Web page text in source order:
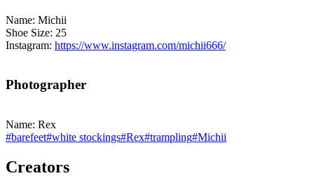
Name: Michii
Shoe Size: 25
Instagram: https://www.instagram.com/michii666/
Photographer
Name: Rex
#barefeet#white stockings#Rex#trampling#Michii
Creators